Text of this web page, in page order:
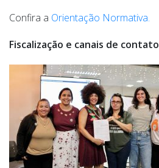
Confira a Orientação Normativa.
Fiscalização e canais de contato